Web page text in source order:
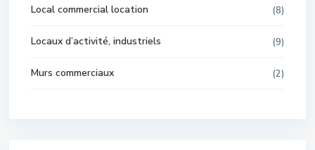
Local commercial location (8)
Locaux d’activité, industriels (9)
Murs commerciaux (2)